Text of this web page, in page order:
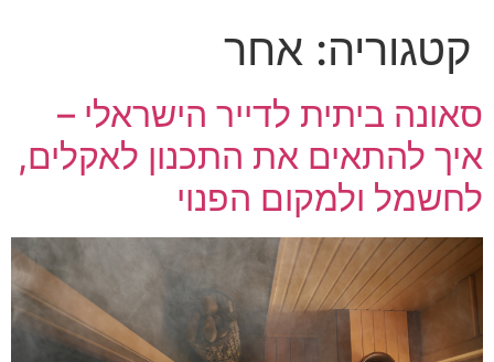
קטגוריה: אחר
סאונה ביתית לדייר הישראלי –
איך להתאים את התכנון לאקלים,
לחשמל ולמקום הפנוי